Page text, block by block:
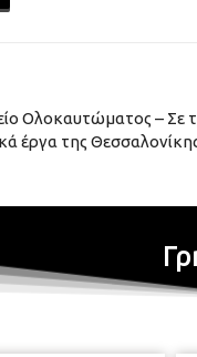
Ολοκαυτώματος – Σε
έργα της